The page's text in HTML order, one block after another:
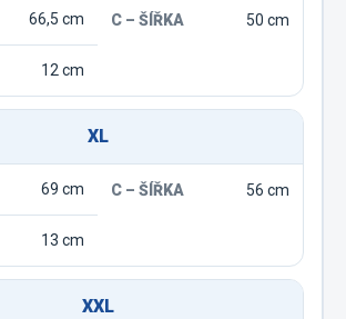
66,5 cm 50 cm
12 cm
XL
69 cm 56 cm
13 cm
XXL